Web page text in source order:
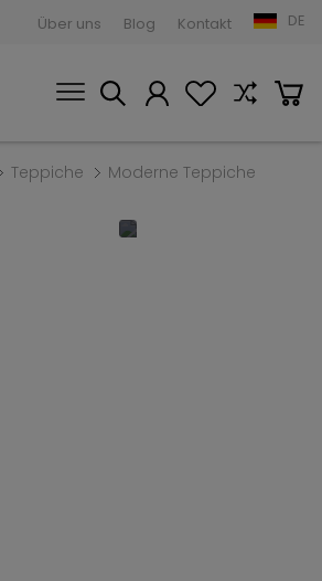
Über uns Blog Kontakt DE
Teppiche Moderne Teppiche